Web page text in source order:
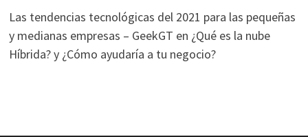
Las tendencias tecnológicas del 2021 para las pequeñas
y medianas empresas – GeekGT en ¿Qué es la nube
Híbrida? y ¿Cómo ayudaría a tu negocio?